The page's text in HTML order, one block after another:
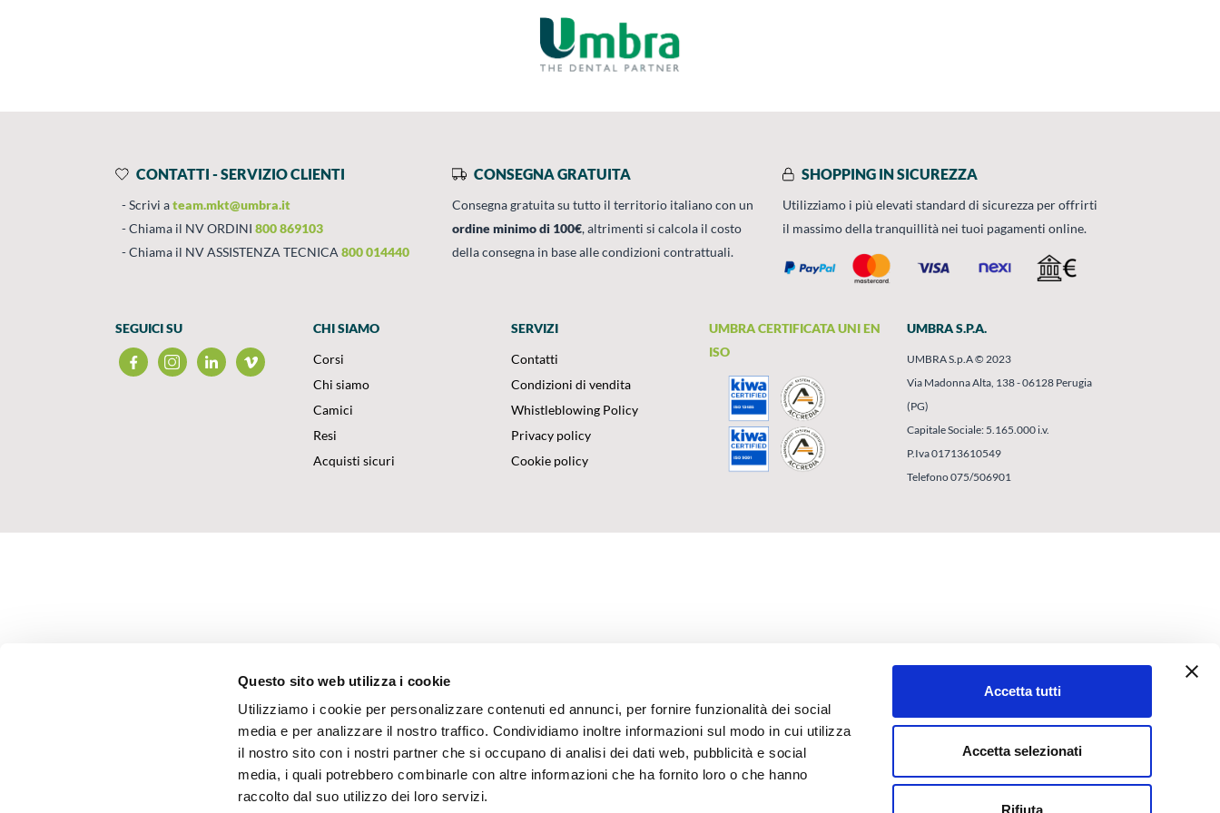
Questo sito web utilizza i cookie
Utilizziamo i cookie per personalizzare contenuti ed annunci, per fornire funzionalità dei social
media e per analizzare il nostro traffico. Condividiamo inoltre informazioni sul modo in cui utilizza
il nostro sito con i nostri partner che si occupano di analisi dei dati web, pubblicità e social
media, i quali potrebbero combinarle con altre informazioni che ha fornito loro o che hanno
raccolto dal suo utilizzo dei loro servizi.
Accetta tutti
Accetta selezionati
Rifiuta
CONTATTI - SERVIZIO CLIENTI
Scrivi ateam.mkt@umbra.it
Chiama il NV ORDINI 800 869103
Chiama il NV ASSISTENZA TECNICA 800 014440
CONSEGNA GRATUITA
Consegna gratuita su tutto il territorio italiano con un
ordine minimo di 100€, altrimenti si calcola il costo
della consegna in base alle condizioni contrattuali.
SHOPPING IN SICUREZZA
Utilizziamo i più elevati standard di sicurezza per offrirti
il massimo della tranquillità nei tuoi pagamenti online.
SEGUICI SU
CHI SIAMO
Corsi
Chi siamo
Camici
Resi
Acquisti sicuri
SERVIZI
Contatti
Condizioni di vendita
Whistleblowing Policy
Privacy policy
Cookie policy
UMBRA CERTIFICATA UNI EN
ISO
UMBRA S.P.A.
UMBRA S.p.A © 2023
Via Madonna Alta, 138 - 06128 Perugia
(PG)
Capitale Sociale: 5.165.000 i.v.
P.Iva 01713610549
Telefono 075/506901